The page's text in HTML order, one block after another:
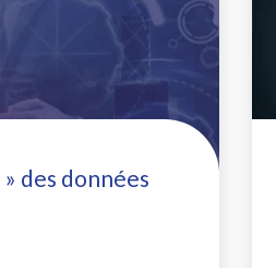
des données